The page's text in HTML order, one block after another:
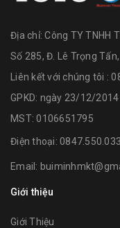
Địa chỉ:Công TY TNHH
Số 285, Đ. Lê Trọng
Liên kết với chúng tôi :
GPKD: ngày 23/12/2014
MST: 0106651795
Điện thoại: 0847.550.033
Email:
Giới thiệu
Giới Thiệu